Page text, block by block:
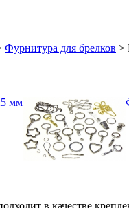
Фурнитура для брелков >
мм
в качестве